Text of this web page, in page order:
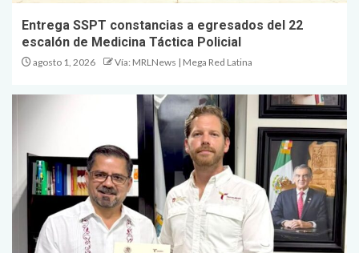
Entrega SSPT constancias a egresados del 22
escalón de Medicina Táctica Policial
agosto 1, 2026 Vía: MRLNews | Mega Red Latina